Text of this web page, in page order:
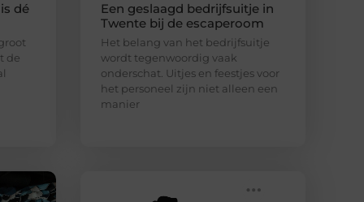
dé
de
Een geslaagd bedrijfsuitje in
Twente bij de escaperoom
Het belang van het bedrijfsuitje
wordt tegenwoordig vaak
onderschat. Uitjes en feestjes voor
het personeel zijn niet alleen een
manier